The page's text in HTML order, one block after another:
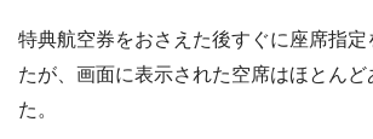
特典航空券をおさえた後すぐに座席指定
たが、画面に表示された空席はほとんど
た。